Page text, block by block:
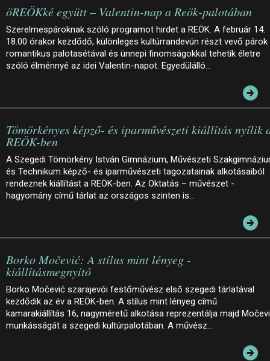
öREÖKké együtt – Valentin-nap a Reök-palotában
Szerelmespároknak szóló programot hirdet a REÖK. A február 14.
18.00 órakor kezdődő, különleges kultúrrandevún részt vevő párok
romantikus palotasétával és ünnepi finomságokkal tehetik életre
szóló élménnyé az idei Valentin-napot. Egyedülálló…
Tömörkényes képző- és iparművészeti kiállítás nyílik
REÖK-ben
A Szegedi Tömörkény István Gimnázium, Művészeti
és Technikum képző- és iparművészeti tagozatainak alkotásaiból
rendeznek kiállítást a REÖK-ben. Az Oktatás – művészet -
hagyomány című tárlat az országos szinten is…
Borko Močević: A stílus mint lényeg -
kiállításmegnyitó
Borko Močević szarajevói festőművész első szegedi tárlatával
kezdődik az év a REÖK-ben. A stílus mint lényeg című
kamarakiállítás 16, nagyméretű alkotása reprezentálja majd
munkásságát a szegedi kultúrpalotában. A művész…